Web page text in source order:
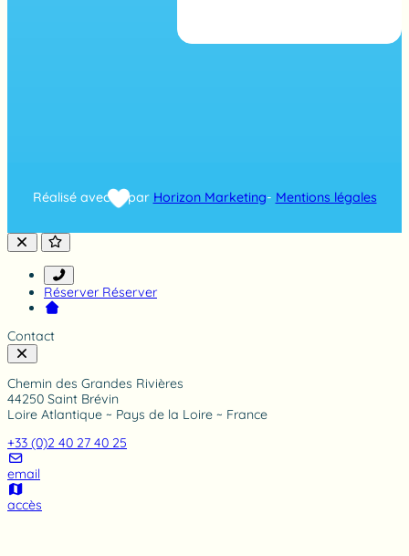
2
s
Réalisé avec par Horizon Marketing- Mentions légales
Réserver Réserver
Contact
Chemin des Grandes Rivières
44250 Saint Brévin
Loire Atlantique ~ Pays de la Loire ~ France
+33 (0)2 40 27 40 25
email
accès